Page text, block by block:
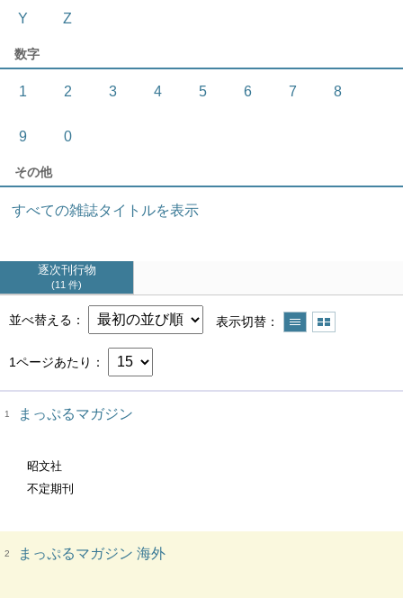
Y Z
数字
1 2 3 4 5 6 7 8
9 0
その他
すべての雑誌タイトルを表示
逐次刊行物
11 件
並べ替える 表示切替
1ページあたり
1 まっぷるマガジン
昭文社
不定期刊
2 まっぷるマガジン 海外